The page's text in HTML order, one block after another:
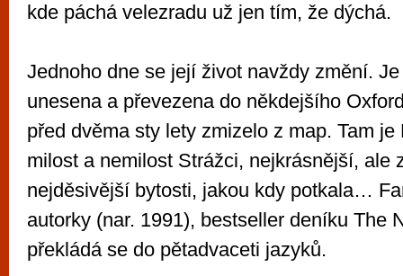
kde páchá velezradu už jen tím, že dýchá.
Jednoho dne se její život navždy změní.
unesena a převezena do někdejšího
před dvěma sty lety zmizelo z map. Tam
milost a nemilost Strážci, nejkrásnější, ale
nejděsivější bytosti, jakou kdy potkala…
autorky (nar. 1991), bestseller deníku The
překládá se do pětadvaceti jazyků.